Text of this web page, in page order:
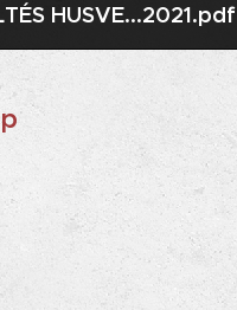
HUSVE...2021.pdf